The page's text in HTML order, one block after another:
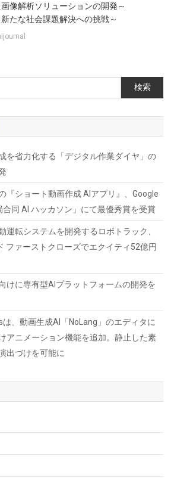
像解析ソリューションの開発～
たな社会課題解決への挑戦～
検索
を省力化する「デジタル作業ダイヤ」の
『ショート動画作成 AIアプリ』、Google
同 AI ハッカソン」にて最優秀賞を受賞
運転システムを開発するロボトラック、
ファーストクローズでエクイティ52億円
けに専有型AIプラットフォームの開発を
、動画生成AI「NoLang」のエディタに
アニメーション機能を追加。静止した素
出づけを可能に